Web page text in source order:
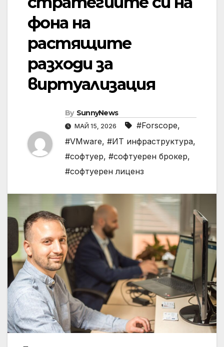
фона на
растящите
разходи за
виртуализация
By SunnyNews
МАЙ 15, 2026 #Forscope,
#VMware, #ИТ инфраструктура,
#софтуер, #софтуерен брокер,
#софтуерен лиценз